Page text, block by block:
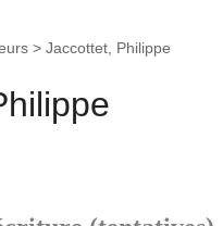
> Jaccottet, Philippe